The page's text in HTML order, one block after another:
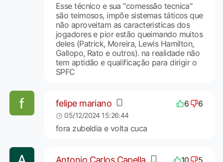
Esse técnico e sua "comessão tecnica"
são teimosos, impõe sistemas táticos que
não aproveitam as caracteristicas dos
jogadores e pior estão queimando muitos
deles (Patrick, Moreira, Lewis Hamilton,
Gallopo, Rato e outros). na realidade não
tem aptidão e qualificação para dirigir o
SPFC
felipe mariano 6 6
05/12/2024 15:26:44
fora zubeldia e volta cuca
Antonio Carlos Capella 10 5